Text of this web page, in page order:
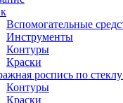
Вспомогательные
Инструменты
Контуры
Краски
роспись по
Контуры
Краски